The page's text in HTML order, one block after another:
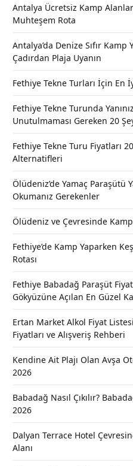
Antalya Ücretsiz Kamp
Muhteşem Rota
Antalya’da Denize Sıfır Kamp
Çadırdan Plaja Uyanın
Fethiye Tekne Turları İçin En
Fethiye Tekne Turunda
Unutulmaması Gereken 20
Fethiye Tekne Turu Fiyatları
Alternatifleri
Ölüdeniz’de Yamaç Paraşütü
Okumanız Gerekenler
Ölüdeniz ve Çevresinde
Fethiye’de Kamp Yaparken
Rotası
Fethiye Babadağ Paraşüt
Gökyüzüne Açılan En Güzel
Ertan Market Alkol Fiyat
Fiyatları ve Alışveriş Rehberi
Kendine Ait Plajı Olan Avşa
2026
Babadağ Nasıl Çıkılır?
2026
Dalyan Terrace Hotel
Alanı